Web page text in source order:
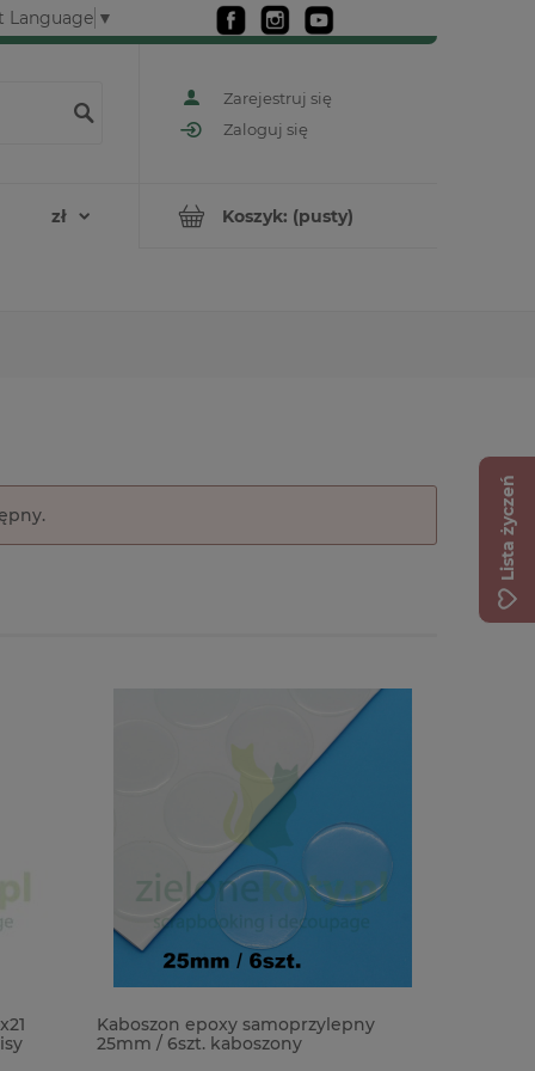
Language ▼
Zarejestruj się
Zaloguj się
Koszyk: (pusty)
Kaboszon epoxy samoprzylepny
25mm / 6szt. kaboszony
Lista życzeń